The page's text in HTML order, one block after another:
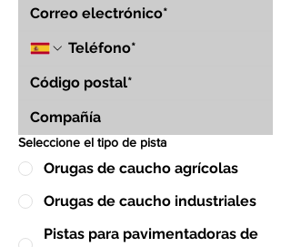
Seleccione el tipo de pista
Orugas de caucho agrícolas
Orugas de caucho industriales
Pistas para pavimentadoras de